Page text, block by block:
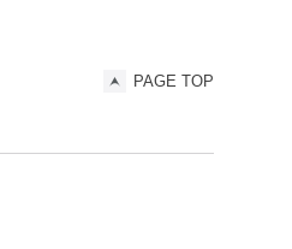
PAGE TOP